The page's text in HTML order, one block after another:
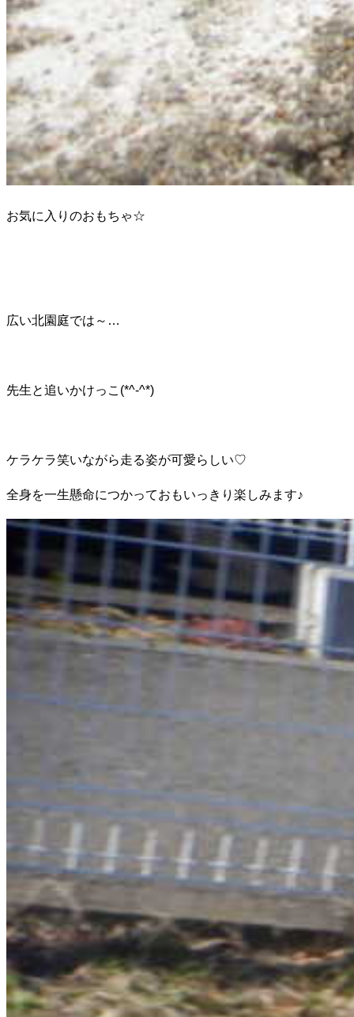
お気に入りのおもちゃ☆
広い北園庭では～…
先生と追いかけっこ(*^-^*)
ケラケラ笑いながら走る姿が可愛らしい♡
全身を一生懸命につかっておもいっきり楽しみます♪